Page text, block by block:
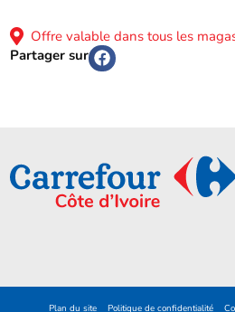
Offre valable dans tous les
Partager sur
Plan du site Politique de confidentialité